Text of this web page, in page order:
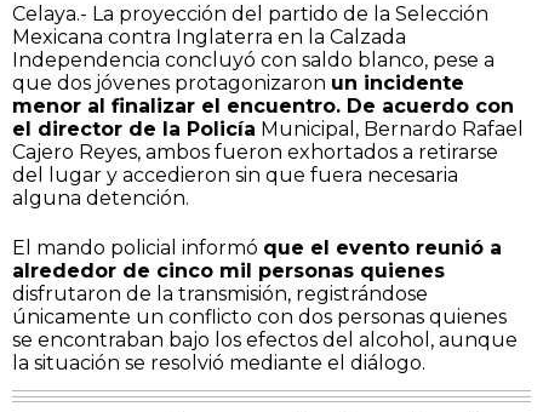
Celaya.- La proyección del partido de la Selección
Mexicana contra Inglaterra en la Calzada
Independencia concluyó con saldo blanco, pese a
que dos jóvenes protagonizaron un incidente
menor al finalizar el encuentro. De acuerdo con
el director de la Policía Municipal, Bernardo Rafael
Cajero Reyes, ambos fueron exhortados a retirarse
del lugar y accedieron sin que fuera necesaria
alguna detención.
El mando policial informó que el evento reunió a
alrededor de cinco mil personas quienes
disfrutaron de la transmisión, registrándose
únicamente un conflicto con dos personas quienes
se encontraban bajo los efectos del alcohol, aunque
la situación se resolvió mediante el diálogo.